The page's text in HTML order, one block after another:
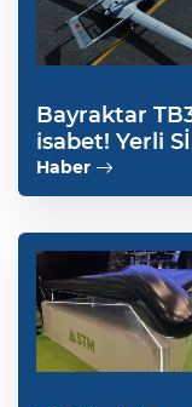
Bayraktar
isabet! Yerli
Haber